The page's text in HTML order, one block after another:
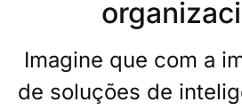
Imagine que com a
de soluções de